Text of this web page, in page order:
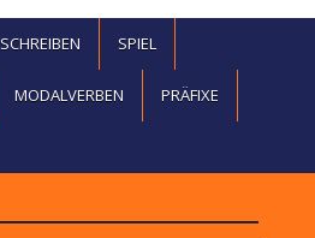
SCHREIBEN SPIEL
MODALVERBEN PRÄFIXE